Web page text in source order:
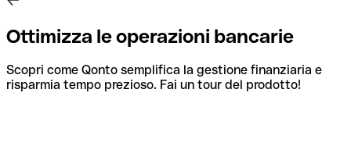
Ottimizza le operazioni bancarie
Scopri come Qonto semplifica la gestione finanziaria e
risparmia tempo prezioso. Fai un tour del prodotto!